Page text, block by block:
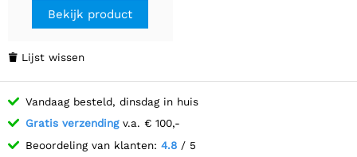
Bekijk product
 Lijst wissen
Vandaag besteld, dinsdag in huis
Gratis verzendingv.a. € 100,-
Beoordeling van klanten: 4.8 / 5